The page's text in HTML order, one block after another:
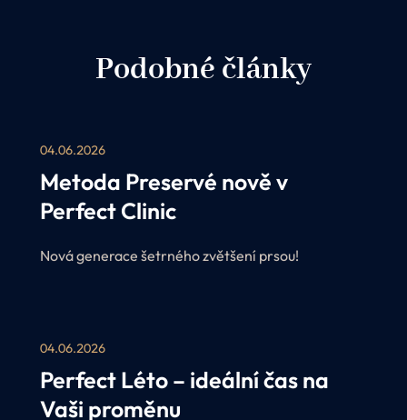
Podobné články
04.06.2026
Metoda Preservé nově v
Perfect Clinic
Nová generace šetrného zvětšení prsou!
04.06.2026
Perfect Léto – ideální čas na
Vaši proměnu